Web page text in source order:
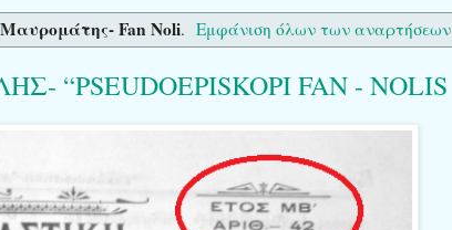
Fan Noli. Εμφάνιση όλων των αναρτήσεων
FAN - NOLIS